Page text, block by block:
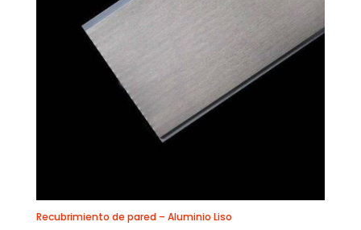
Recubrimiento de pared – Aluminio Liso